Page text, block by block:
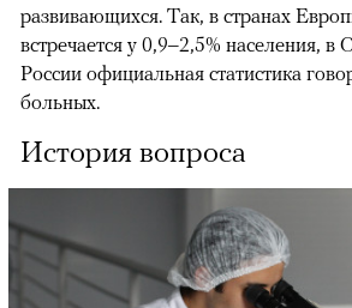
развивающихся. Так, в странах
встречается у 0,9–2,5% населения,
России официальная статистика
больных.
История вопроса